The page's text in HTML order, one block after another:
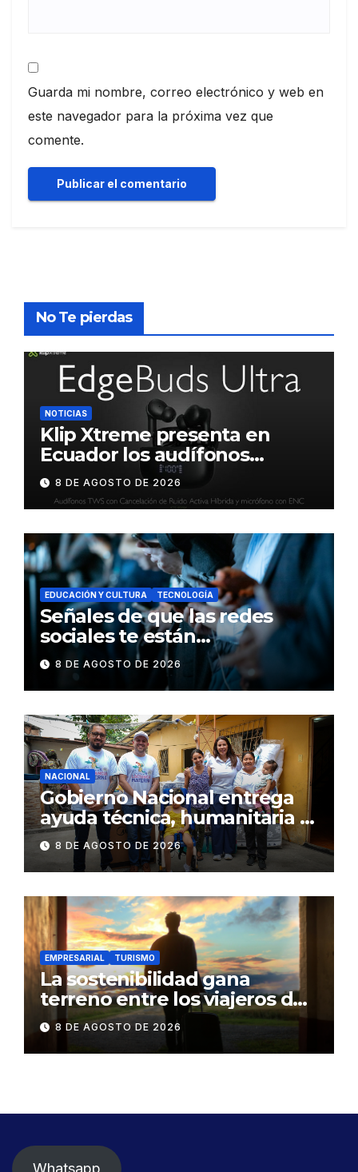
Guarda mi nombre, correo electrónico y web en
este navegador para la próxima vez que
comente.
No Te pierdas
NOTICIAS
Klip Xtreme presenta en
Ecuador los audífonos
DynaBuds con sonido
inteligente y control táctil
8 DE AGOSTO DE 2026
EDUCACIÓN Y CULTURA TECNOLOGÍA
Señales de que las redes
sociales te están
consumiendo
8 DE AGOSTO DE 2026
NACIONAL
Gobierno Nacional entrega
ayuda técnica, humanitaria y
Bono Joaquín Gallegos Lara a
familia en situación de
vulnerabilidad
8 DE AGOSTO DE 2026
EMPRESARIAL TURISMO
La sostenibilidad gana
terreno entre los viajeros de
negocios
8 DE AGOSTO DE 2026
Whatsapp